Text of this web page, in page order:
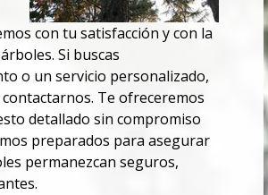
con tu satisfacción y con la
Si buscas
o un servicio personalizado,
Te ofreceremos
detallado sin compromiso
preparados para asegurar
permanezcan seguros,